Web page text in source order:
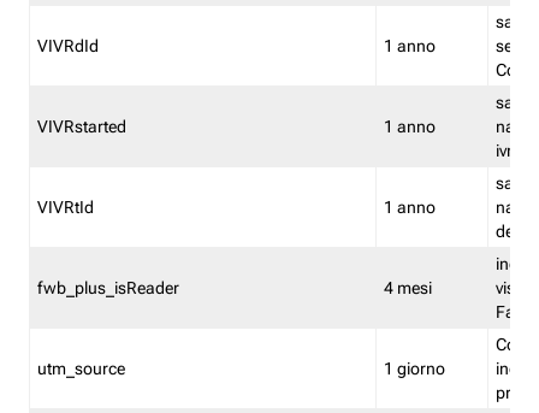
VIVRdId 1 anno
salva
Convy
VIVRstarted 1 anno
salva
ivr
VIVRtId 1 anno
salva
del
fwb_plus_isReader 4 mesi
utm_source 1 giorno